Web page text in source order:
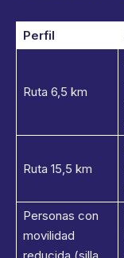
Perfil
Ruta 6,5 km
Ruta 15,5 km
Personas con
movilidad